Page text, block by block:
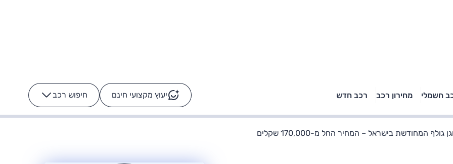
חשמלי מחירון רכב רכב חדש יעוץ מקצועי חינם חיפוש רכב -
טויוטה ראב 4, קיה
ספורטאז' לונג ויונדאי
הנייר ועל הכביש
רכבי הסלבס: על מה נוסע
הרכב לא מתקלקל. המסך
כן
גולף המחודשת בישראל – המחיר החל מ-170,000 שקלים